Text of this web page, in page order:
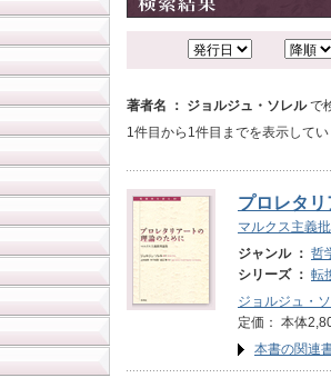
著者名 ： ジョルジュ・ソレルで
1件目から1件目までを表示して
プロレタ
マルクス主義
ジャンル ： 哲
シリーズ ： 転
ジョルジュ・
定価： 本体
本書の関連